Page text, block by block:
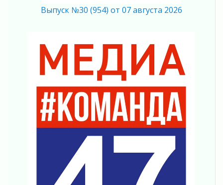
На лидирующих позициях
04 августа 2026
04 августа 2026
Ставка на дисциплину на перекрестках
04 августа 2026
В Ленобласти растет потребление
мобильного трафика
04 августа 2026
Полумрак бьёт по карману
Вниманию автомобилистов!
Память, сталь и музыка
04 августа 2026
Выпуск №30 (954) от 07 августа 2026